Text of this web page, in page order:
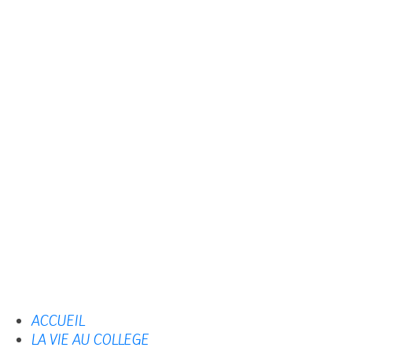
ACCUEIL
LA VIE AU COLLEGE